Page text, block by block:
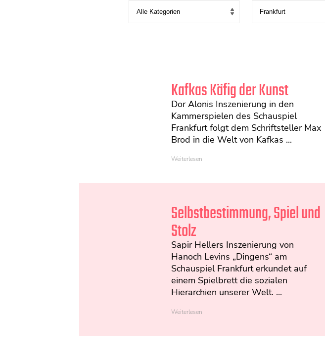
Kafkas Käfig der Kunst
Dor Alonis Inszenierung in den
Kammerspielen des Schauspiel
Frankfurt folgt dem Schriftsteller Max
Brod in die Welt von Kafkas ...
Weiterlesen
Selbstbestimmung, Spiel und
Stolz
Sapir Hellers Inszenierung von
Hanoch Levins „Dingens“ am
Schauspiel Frankfurt erkundet auf
einem Spielbrett die sozialen
Hierarchien unserer Welt. ...
Weiterlesen